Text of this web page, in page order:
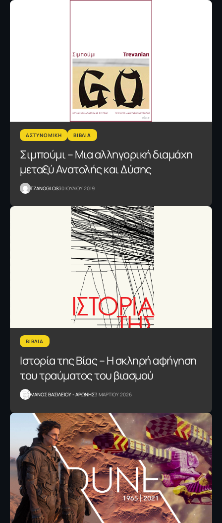
ΑΣΤΥΝΟΜΙΚΗ ΒΙΒΛΙΑ
Σιμπούμι – Μια αλληγορική διαμάχη
μεταξύ Ανατολής και Δύσης
TZANOGLOS30 ΙΟΥΛΙΟΥ 2019
ΒΙΒΛΙΑ
Ιστορία της Βίας – Η σκληρή αφήγηση
του τραύματος του βιασμού
ΜΑΝΟΣ ΒΑΣΙΛΕΙΟΥ - ΑΡΩΝΗΣ3 ΜΑΡΤΙΟΥ 2026